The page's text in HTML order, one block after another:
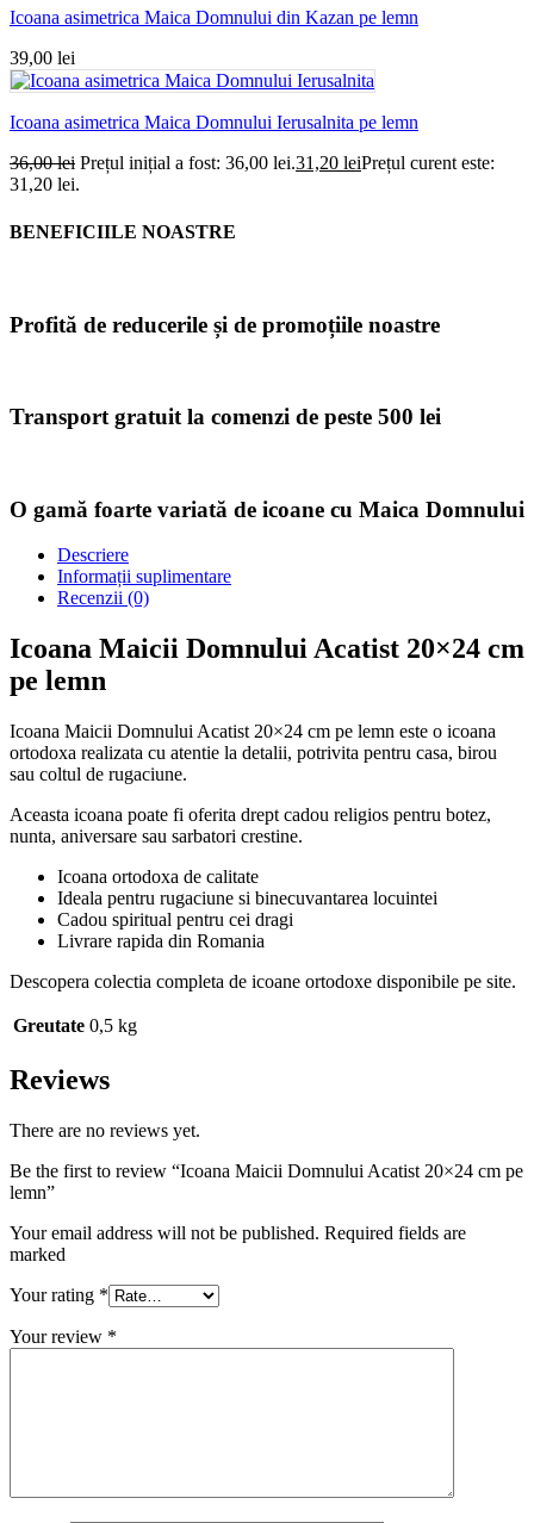
Icoana asimetrica Maica Domnului din Kazan pe lemn
39,00 lei
Icoana asimetrica Maica Domnului Ierusalnita pe lemn
36,00lei Prețul inițial a fost: 36,00 lei.31,20 leiPrețul curent este:
31,20 lei.
BENEFICIILE NOASTRE
Profită de reducerile și de promoțiile noastre
Transport gratuit la comenzi de peste 500 lei
O gamă foarte variată de icoane cu Maica Domnului
Descriere
Informații suplimentare
Recenzii (0)
Icoana Maicii Domnului Acatist 20×24 cm
pe lemn
Icoana Maicii Domnului Acatist 20×24 cm pe lemn este o icoana
ortodoxa realizata cu atentie la detalii, potrivita pentru casa, birou
sau coltul de rugaciune.
Aceasta icoana poate fi oferita drept cadou religios pentru botez,
nunta, aniversare sau sarbatori crestine.
Icoana ortodoxa de calitate
Ideala pentru rugaciune si binecuvantarea locuintei
Cadou spiritual pentru cei dragi
Livrare rapida din Romania
Descopera colectia completa de icoane ortodoxe disponibile pe site.
Greutate 0,5 kg
Reviews
There are no reviews yet.
Be the first to review “Icoana Maicii Domnului Acatist 20×24 cm pe
lemn”
Your email address will not be published. Required fields are
marked
Your rating *
Your review *